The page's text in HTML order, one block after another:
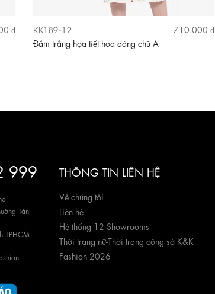
₫
KK189-12
710.000 ₫
Đầm trắng họa tiết hoa dáng chữ A
999
Tân
TPHCM
THÔNG TIN LIÊN HỆ
Về chúng tôi
Liên hệ
Hệ thống 12 Showrooms
Thời trang nữ-Thời trang công sở K&K
Fashion 2026